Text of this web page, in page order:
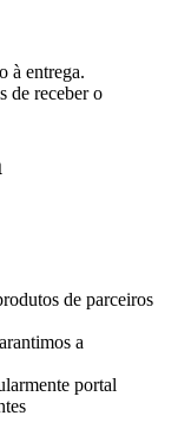
à entrega.
de receber o
de parceiros
a
portal